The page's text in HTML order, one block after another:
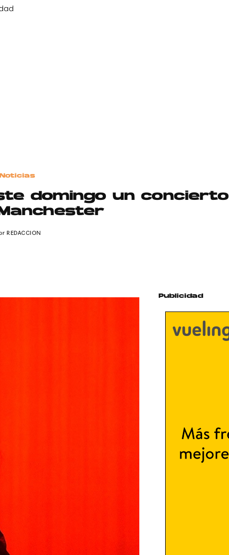
Noticias
domingo un concierto
REDACCION
Publicidad